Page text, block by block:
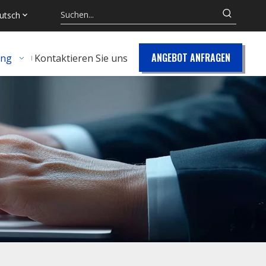
Kontaktieren Sie uns ANGEBOT ANFRAGEN